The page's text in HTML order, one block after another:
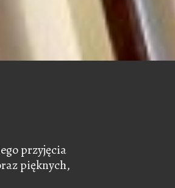
przyjęcia
pięknych,